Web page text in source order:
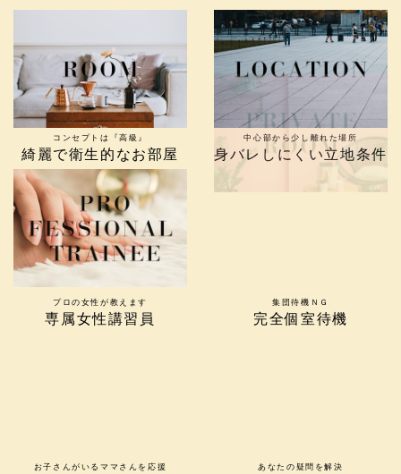
コンセプトは『高級』
綺麗で衛生的なお部屋
中心部から少し離れた場所
身バレしにくい立地条件
プロの女性が教えます
専属女性講習員
集団待機ＮＧ
完全個室待機
お子さんがいるママさんを応援 あなたの疑問を解決